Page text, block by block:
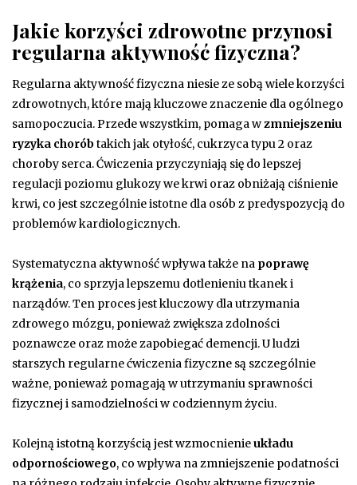
Jakie korzyści zdrowotne przynosi
regularna aktywność fizyczna?
Regularna aktywność fizyczna niesie ze sobą wiele korzyści
zdrowotnych, które mają kluczowe znaczenie dla ogólnego
samopoczucia. Przede wszystkim, pomaga wzmniejszeniu
ryzyka choróbtakich jak otyłość, cukrzyca typu 2 oraz
choroby serca. Ćwiczenia przyczyniają się do lepszej
regulacji poziomu glukozy we krwi oraz obniżają ciśnienie
krwi, co jest szczególnie istotne dla osób z predyspozycją do
problemów kardiologicznych.
Systematyczna aktywność wpływa także na poprawę
krążenia, co sprzyja lepszemu dotlenieniu tkanek i
narządów. Ten proces jest kluczowy dla utrzymania
zdrowego mózgu, ponieważ zwiększa zdolności
poznawcze oraz może zapobiegać demencji. U ludzi
starszych regularne ćwiczenia fizyczne są szczególnie
ważne, ponieważ pomagają w utrzymaniu sprawności
fizycznej i samodzielności w codziennym życiu.
Kolejną istotną korzyścią jest wzmocnienieukładu
odpornościowego, co wpływa na zmniejszenie podatności